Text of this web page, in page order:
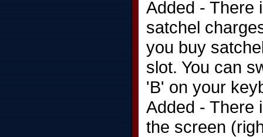
Added - There
satchel
you buy
slot. You can
'B' on your
Added - There
the screen